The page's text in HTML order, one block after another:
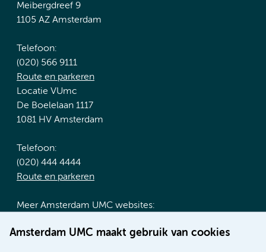
Amsterdam UMC maakt gebruik van cookies
Meibergdreef 9
1105 AZ Amsterdam
Telefoon:
(020) 566 9111
Route en parkeren
Locatie VUmc
De Boelelaan 1117
1081 HV Amsterdam
Telefoon:
(020) 444 4444
Route en parkeren
Meer Amsterdam UMC websites:
Werken bij Amsterdam UMC